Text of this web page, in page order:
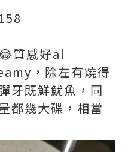
質感好al
，除左有燒得
牙既鮮魷魚，同
都幾大碟，相當